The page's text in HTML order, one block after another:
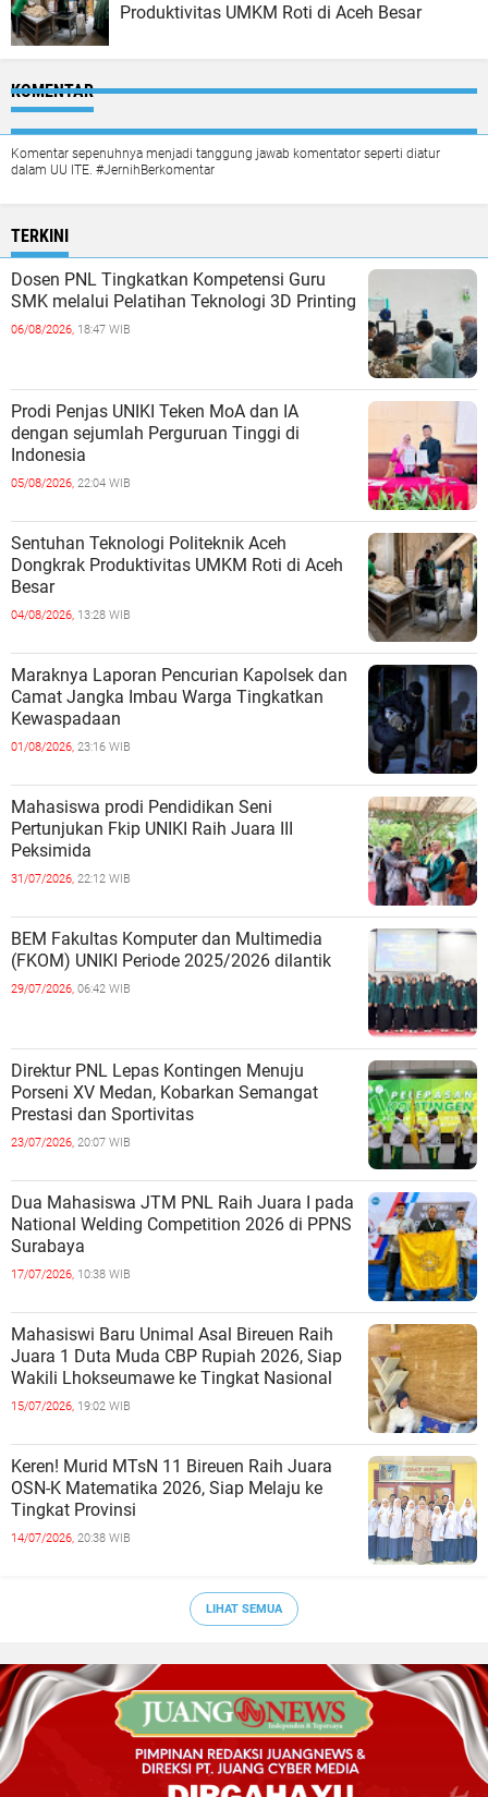
Produktivitas UMKM Roti di Aceh Besar
KOMENTAR
Komentar sepenuhnya menjadi tanggung jawab komentator seperti diatur
dalam UU ITE. #JernihBerkomentar
TERKINI
Dosen PNL Tingkatkan Kompetensi Guru
SMK melalui Pelatihan Teknologi 3D Printing
06/08/2026, 18:47 WIB
Prodi Penjas UNIKI Teken MoA dan IA
dengan sejumlah Perguruan Tinggi di
Indonesia
05/08/2026, 22:04 WIB
Sentuhan Teknologi Politeknik Aceh
Dongkrak Produktivitas UMKM Roti di Aceh
Besar
04/08/2026, 13:28 WIB
Maraknya Laporan Pencurian Kapolsek dan
Camat Jangka Imbau Warga Tingkatkan
Kewaspadaan
01/08/2026, 23:16 WIB
Mahasiswa prodi Pendidikan Seni
Pertunjukan Fkip UNIKI Raih Juara III
Peksimida
31/07/2026, 22:12 WIB
BEM Fakultas Komputer dan Multimedia
(FKOM) UNIKI Periode 2025/2026 dilantik
29/07/2026, 06:42 WIB
Direktur PNL Lepas Kontingen Menuju
Porseni XV Medan, Kobarkan Semangat
Prestasi dan Sportivitas
23/07/2026, 20:07 WIB
Dua Mahasiswa JTM PNL Raih Juara I pada
National Welding Competition 2026 di PPNS
Surabaya
17/07/2026, 10:38 WIB
Mahasiswi Baru Unimal Asal Bireuen Raih
Juara 1 Duta Muda CBP Rupiah 2026, Siap
Wakili Lhokseumawe ke Tingkat Nasional
15/07/2026, 19:02 WIB
Keren! Murid MTsN 11 Bireuen Raih Juara
OSN-K Matematika 2026, Siap Melaju ke
Tingkat Provinsi
14/07/2026, 20:38 WIB
LIHAT SEMUA